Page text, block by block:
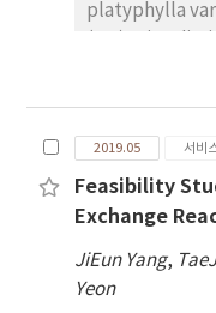
platyphylla
hamster
The total
fractionated
B. platyphylla
butanol and
2019.05 서비
Feasibility
Exchange
JiEun Yang,
Yeon